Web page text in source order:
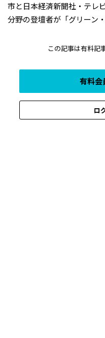
市と日本経済新聞社・テレ
分野の登壇者が「グリーン
この記事は有料記
有料会
ロ